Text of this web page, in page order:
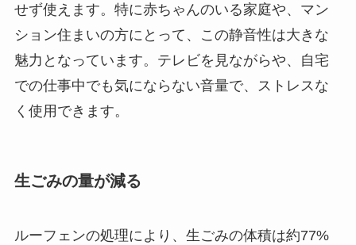
せず使えます。特に赤ちゃんのいる家庭や、マン
ション住まいの方にとって、この静音性は大きな
魅力となっています。テレビを見ながらや、自宅
での仕事中でも気にならない音量で、ストレスな
く使用できます。
生ごみの量が減る
ルーフェンの処理により、生ごみの体積は約77%